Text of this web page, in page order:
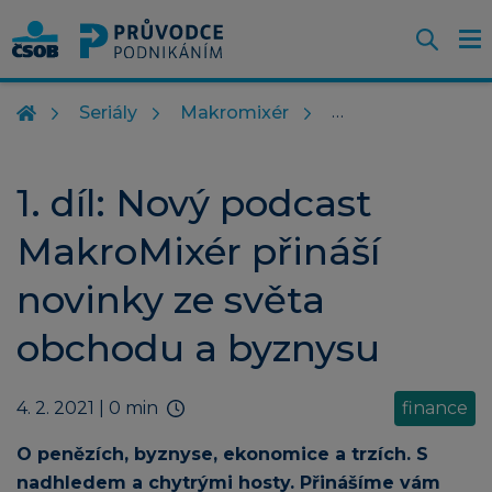
Seriály Makromixér
1. díl: Nový podcast
MakroMixér přináší
novinky ze světa
obchodu a byznysu
4. 2. 2021 | 0 min finance
O penězích, byznyse, ekonomice a trzích. S
nadhledem a chytrými hosty. Přinášíme vám